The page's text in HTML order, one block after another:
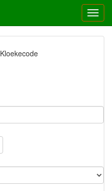
Kloekecode